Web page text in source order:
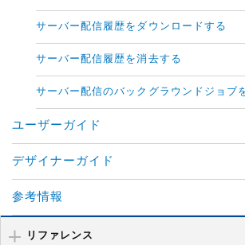
サーバー配信履歴をダウンロードする
サーバー配信履歴を消去する
サーバー配信のバックグラウンドジョブ
ユーザーガイド
デザイナーガイド
参考情報
リファレンス